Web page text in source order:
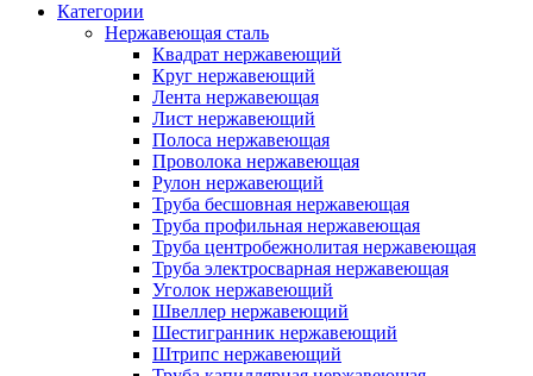
Категории
Нержавеющая сталь
Квадрат нержавеющий
Круг нержавеющий
Лента нержавеющая
Лист нержавеющий
Полоса нержавеющая
Проволока нержавеющая
Рулон нержавеющий
Труба бесшовная нержавеющая
Труба профильная нержавеющая
Труба центробежнолитая нержавеющая
Труба электросварная нержавеющая
Уголок нержавеющий
Швеллер нержавеющий
Шестигранник нержавеющий
Штрипс нержавеющий